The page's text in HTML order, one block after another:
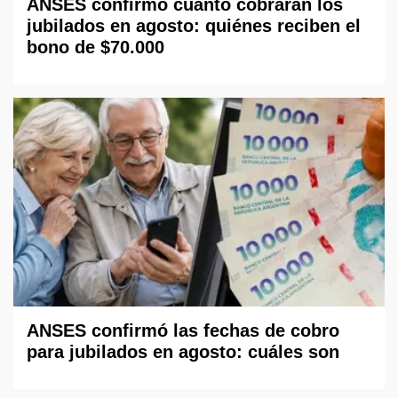
ANSES confirmó cuánto cobrarán los
jubilados en agosto: quiénes reciben el
bono de $70.000
ANSES confirmó las fechas de cobro
para jubilados en agosto: cuáles son